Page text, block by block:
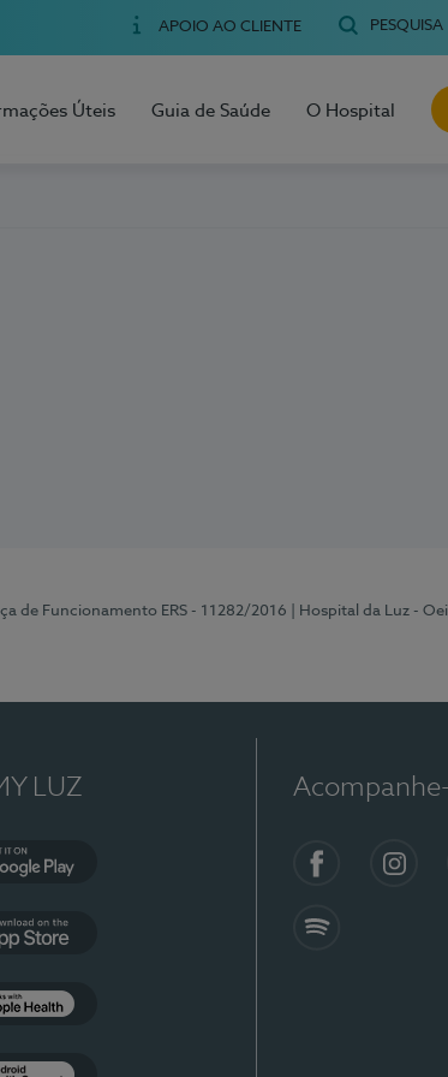
APOIO AO CLIENTE PESQUISA
Úteis Guia de Saúde O Hospital
de Funcionamento ERS - 11282/2016 | Hospital da Luz -
LUZ